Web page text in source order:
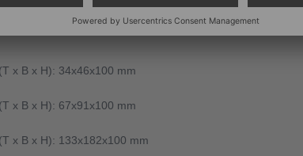
x B x H): 34x46x100 mm
x B x H): 67x91x100 mm
x B x H): 133x182x100 mm